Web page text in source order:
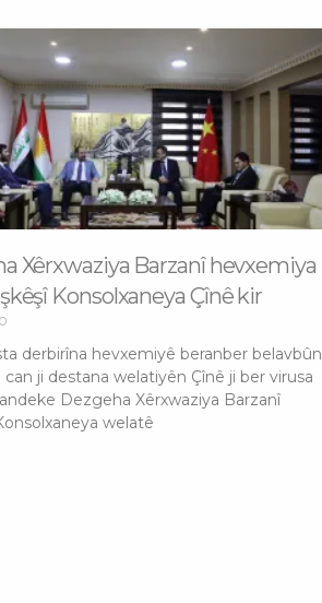
Xêrxwaziya Barzanî hevxemiya
Konsolxaneya Çînê kir
derbirîna hevxemiyê beranber
ji destana welatiyên Çînê ji ber virusa
Dezgeha Xêrxwaziya Barzanî
welatê